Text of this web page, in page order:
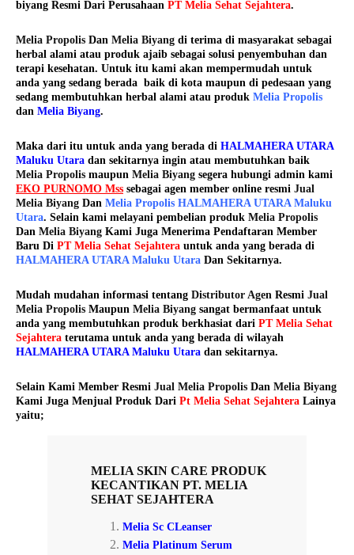
biyang Resmi Dari Perusahaan PT Melia Sehat Sejahtera.
Melia Propolis Dan Melia Biyang di terima di masyarakat sebagai
herbal alami atau produk ajaib sebagai solusi penyembuhan dan
terapi kesehatan. Untuk itu kami akan mempermudah untuk
anda yang sedang berada baik di kota maupun di pedesaan yang
sedang membutuhkan herbal alami atau produk Melia Propolis
dan Melia Biyang.
Maka dari itu untuk anda yang berada di HALMAHERA UTARA
Maluku Utara dan sekitarnya ingin atau membutuhkan baik
Melia Propolis maupun Melia Biyang segera hubungi admin kami
EKO PURNOMO Mss sebagai agen member online resmi Jual
Melia Biyang Dan Melia Propolis HALMAHERA UTARA Maluku
Utara. Selain kami melayani pembelian produk Melia Propolis
Dan Melia Biyang Kami Juga Menerima Pendaftaran Member
Baru Di PT Melia Sehat Sejahtera untuk anda yang berada di
HALMAHERA UTARA Maluku Utara Dan Sekitarnya.
Mudah mudahan informasi tentang Distributor Agen Resmi Jual
Melia Propolis Maupun Melia Biyang sangat bermanfaat untuk
anda yang membutuhkan produk berkhasiat dari PT Melia Sehat
Sejahtera terutama untuk anda yang berada di wilayah
HALMAHERA UTARA Maluku Utara dan sekitarnya.
Selain Kami Member Resmi Jual Melia Propolis Dan Melia Biyang
Kami Juga Menjual Produk Dari Pt Melia Sehat Sejahtera Lainya
yaitu;
MELIA SKIN CARE PRODUK
KECANTIKAN PT. MELIA
SEHAT SEJAHTERA
Melia Sc CLeanser
Melia Platinum Serum